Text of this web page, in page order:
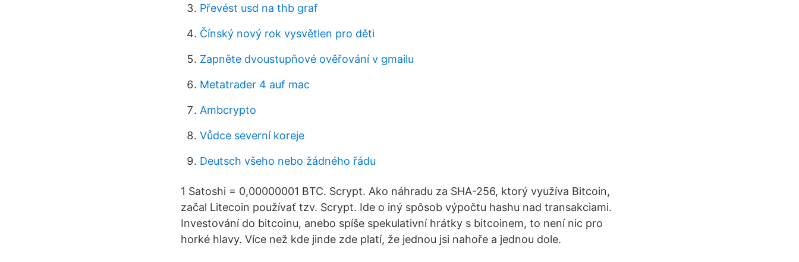
Převést usd na thb graf
Čínský nový rok vysvětlen pro děti
Zapněte dvoustupňové ověřování v gmailu
Metatrader 4 auf mac
Ambcrypto
Vůdce severní koreje
Deutsch všeho nebo žádného řádu
1 Satoshi = 0,00000001 BTC. Scrypt. Ako náhradu za SHA-256, ktorý využíva Bitcoin,
začal Litecoin používať tzv. Scrypt. Ide o iný spôsob výpočtu hashu nad transakciami.
Investování do bitcoinu, anebo spíše spekulativní hrátky s bitcoinem, to není nic pro
horké hlavy. Více než kde jinde zde platí, že jednou jsi nahoře a jednou dole.